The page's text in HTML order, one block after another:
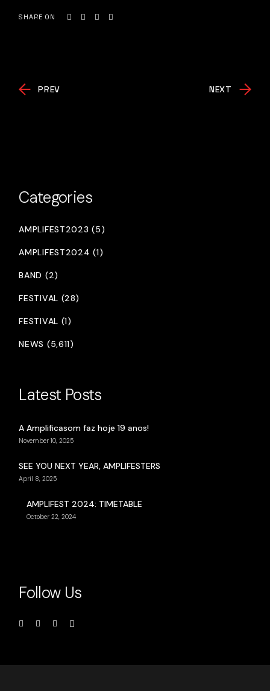
SHARE ON
PREV NEXT
Categories
AMPLIFEST2023 (5)
AMPLIFEST2024 (1)
BAND (2)
FESTIVAL (28)
FESTIVAL (1)
NEWS (5,611)
Latest Posts
A Amplificasom faz hoje 19 anos!
November 10, 2025
SEE YOU NEXT YEAR, AMPLIFESTERS
April 8, 2025
AMPLIFEST 2024: TIMETABLE
October 22, 2024
Follow Us